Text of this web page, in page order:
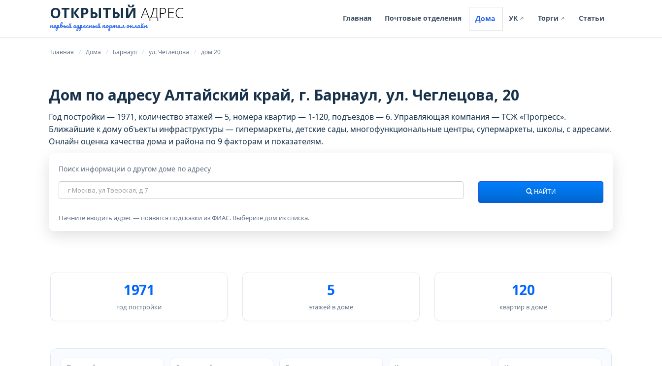
ОТКРЫТЫЙ АДРЕС
первый адресный портал онлайн
Главная Почтовые отделения Дома УК ↗ Торги ↗ Статьи
Главная Дома Барнаул ул. Чеглецова дом 20
Дом по адресу Алтайский край, г. Барнаул, ул. Чеглецова, 20
Год постройки — 1971, количество этажей — 5, номера квартир — 1-120, подъездов — 6. Управляющая компания — ТСЖ «Прогресс».
Ближайшие к дому объекты инфраструктуры — гипермаркеты, детские сады, многофункциональные центры, супермаркеты, школы, с адресами.
Онлайн оценка качества дома и района по 9 факторам и показателям.
Поиск информации о другом доме по адресу
Адрес
дома
Начните вводить адрес — появятся подсказки из ФИАС. Выберите дом из списка.
НАЙТИ
1971
год постройки
5
этажей в доме
120
квартир в доме